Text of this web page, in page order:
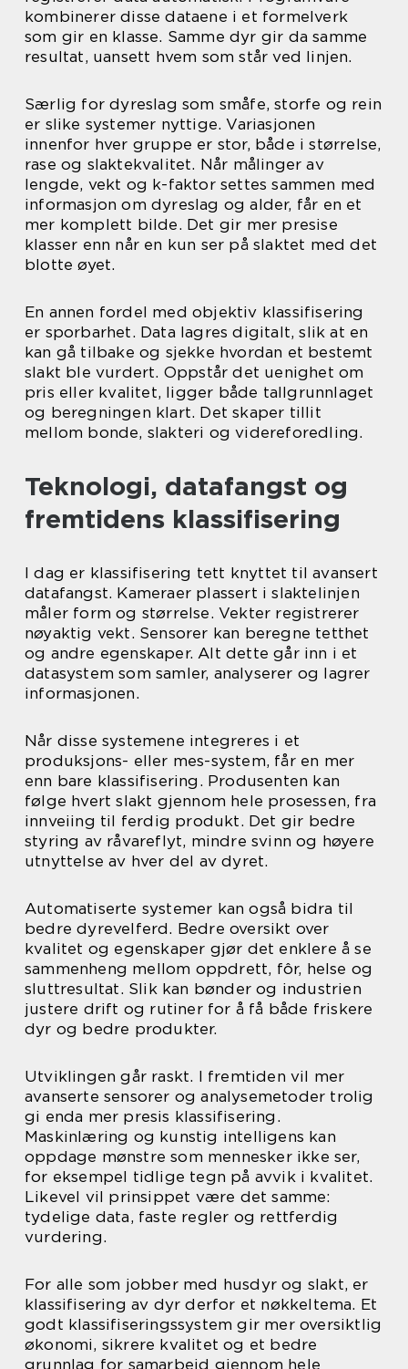
kombinerer disse dataene i et formelverk
som gir en klasse. Samme dyr gir da samme
resultat, uansett hvem som står ved linjen.
Særlig for dyreslag som småfe, storfe og rein
er slike systemer nyttige. Variasjonen
innenfor hver gruppe er stor, både i størrelse,
rase og slaktekvalitet. Når målinger av
lengde, vekt og k-faktor settes sammen med
informasjon om dyreslag og alder, får en et
mer komplett bilde. Det gir mer presise
klasser enn når en kun ser på slaktet med det
blotte øyet.
En annen fordel med objektiv klassifisering
er sporbarhet. Data lagres digitalt, slik at en
kan gå tilbake og sjekke hvordan et bestemt
slakt ble vurdert. Oppstår det uenighet om
pris eller kvalitet, ligger både tallgrunnlaget
og beregningen klart. Det skaper tillit
mellom bonde, slakteri og videreforedling.
Teknologi, datafangst og
fremtidens klassifisering
I dag er klassifisering tett knyttet til avansert
datafangst. Kameraer plassert i slaktelinjen
måler form og størrelse. Vekter registrerer
nøyaktig vekt. Sensorer kan beregne tetthet
og andre egenskaper. Alt dette går inn i et
datasystem som samler, analyserer og lagrer
informasjonen.
Når disse systemene integreres i et
produksjons- eller mes-system, får en mer
enn bare klassifisering. Produsenten kan
følge hvert slakt gjennom hele prosessen, fra
innveiing til ferdig produkt. Det gir bedre
styring av råvareflyt, mindre svinn og høyere
utnyttelse av hver del av dyret.
Automatiserte systemer kan også bidra til
bedre dyrevelferd. Bedre oversikt over
kvalitet og egenskaper gjør det enklere å se
sammenheng mellom oppdrett, fôr, helse og
sluttresultat. Slik kan bønder og industrien
justere drift og rutiner for å få både friskere
dyr og bedre produkter.
Utviklingen går raskt. I fremtiden vil mer
avanserte sensorer og analysemetoder trolig
gi enda mer presis klassifisering.
Maskinlæring og kunstig intelligens kan
oppdage mønstre som mennesker ikke ser,
for eksempel tidlige tegn på avvik i kvalitet.
Likevel vil prinsippet være det samme:
tydelige data, faste regler og rettferdig
vurdering.
For alle som jobber med husdyr og slakt, er
klassifisering av dyr derfor et nøkkeltema. Et
godt klassifiseringssystem gir mer oversiktlig
økonomi, sikrere kvalitet og et bedre
grunnlag for samarbeid gjennom hele